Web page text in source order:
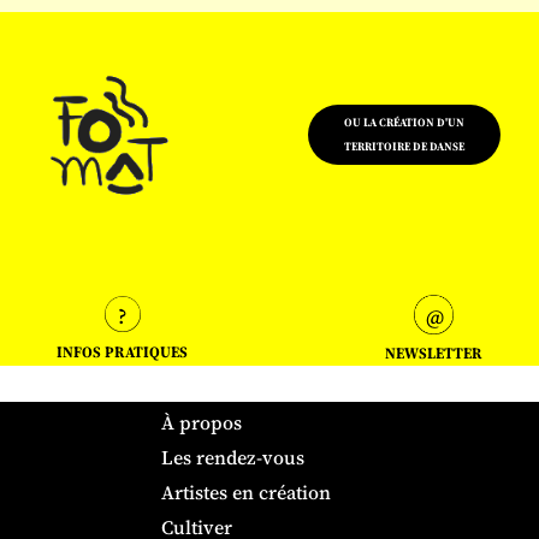
OU LA CRÉATION D'UN
TERRITOIRE DE DANSE
INFOS PRATIQUES NEWSLETTER
À propos
Les rendez-vous
Artistes en création
Cultiver